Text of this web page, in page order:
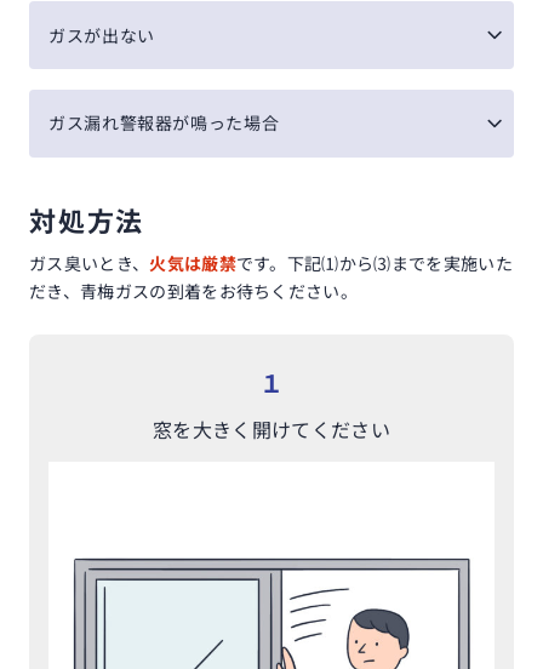
ガスが出ない
ガス漏れ警報器が鳴った場合
対処方法
ガス臭いとき、 火気は厳禁です。下記⑴から⑶までを実施いた
だき、青梅ガスの到着をお待ちください。
１
窓を大きく 開けてください